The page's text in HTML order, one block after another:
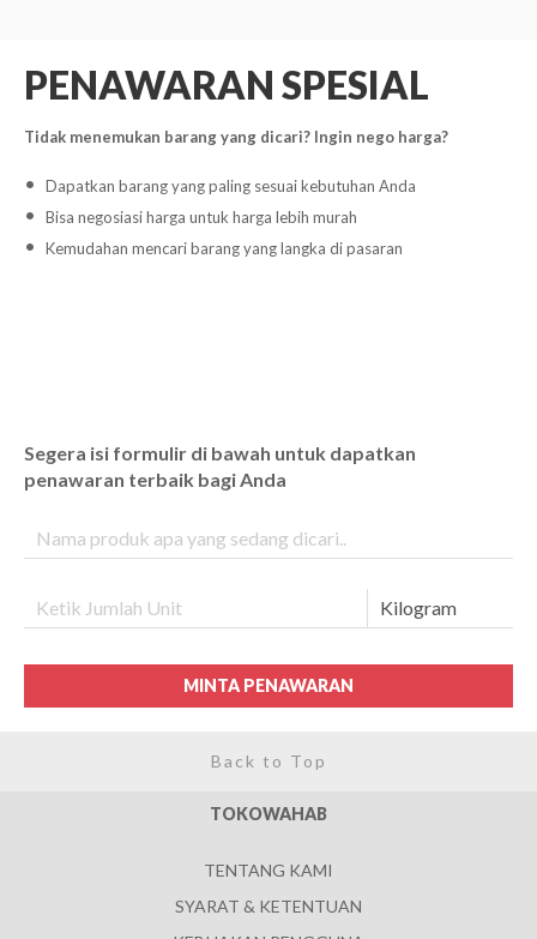
PENAWARAN SPESIAL
Tidak menemukan barang yang dicari? Ingin nego harga?
Dapatkan barang yang paling sesuai kebutuhan Anda
Bisa negosiasi harga untuk harga lebih murah
Kemudahan mencari barang yang langka di pasaran
Segera isi formulir di bawah untuk dapatkan
penawaran terbaik bagi Anda
MINTA PENAWARAN
Back to Top
TOKOWAHAB
TENTANG KAMI
SYARAT & KETENTUAN